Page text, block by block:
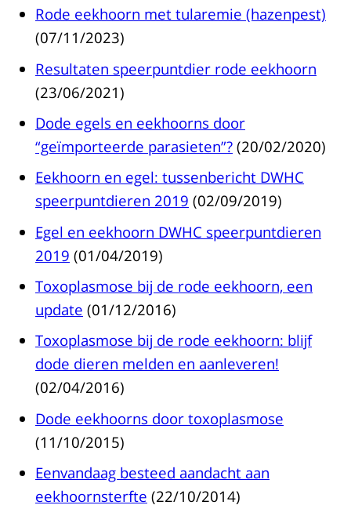
Rode eekhoorn met tularemie (hazenpest)
(07/11/2023)
Resultaten speerpuntdier rode eekhoorn
(23/06/2021)
Dode egels en eekhoorns door
“geïmporteerde parasieten”? (20/02/2020)
Eekhoorn en egel: tussenbericht DWHC
speerpuntdieren 2019 (02/09/2019)
Egel en eekhoorn DWHC speerpuntdieren
2019 (01/04/2019)
Toxoplasmose bij de rode eekhoorn, een
update (01/12/2016)
Toxoplasmose bij de rode eekhoorn: blijf
dode dieren melden en aanleveren!
(02/04/2016)
Dode eekhoorns door toxoplasmose
(11/10/2015)
Eenvandaag besteed aandacht aan
eekhoornsterfte (22/10/2014)